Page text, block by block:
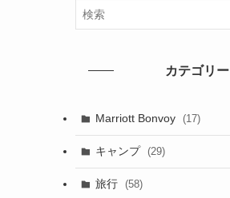
カテゴリー
Marriott Bonvoy (17)
(2)
(1)
キャンプ (29)
旅行 (58)